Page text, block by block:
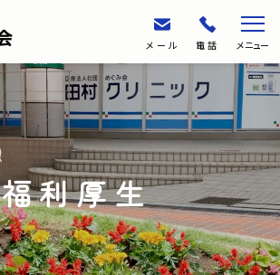
メール 電話 メニュー
福利厚生